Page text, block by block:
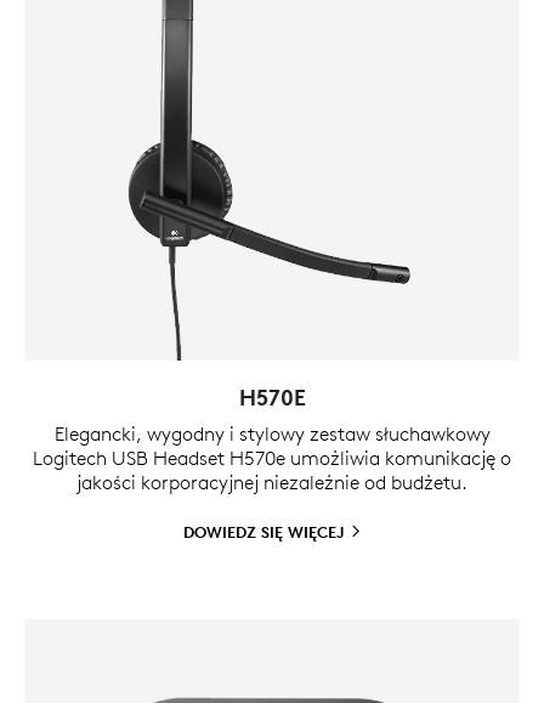
H570E
Elegancki, wygodny i stylowy zestaw słuchawkowy
Logitech USB Headset H570e umożliwia komunikację o
jakości korporacyjnej niezależnie od budżetu.
DOWIEDZ SIĘ WIĘCEJ